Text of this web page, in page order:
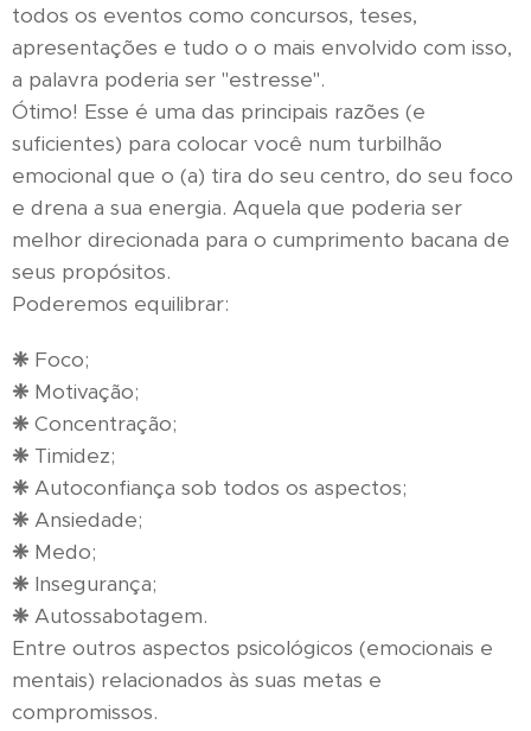
todos os eventos como concursos, teses,
apresentações e tudo o o mais envolvido com isso,
a palavra poderia ser "estresse".
Ótimo! Esse é uma das principais razões (e
suficientes) para colocar você num turbilhão
emocional que o (a) tira do seu centro, do seu foco
e drena a sua energia. Aquela que poderia ser
melhor direcionada para o cumprimento bacana de
seus propósitos.
Poderemos equilibrar:
❈ Foco;
❈ Motivação;
❈ Concentração;
❈ Timidez;
❈ Autoconfiança sob todos os aspectos;
❈ Ansiedade;
❈ Medo;
❈ Insegurança;
❈ Autossabotagem.
Entre outros aspectos psicológicos (emocionais e
mentais) relacionados às suas metas e
compromissos.